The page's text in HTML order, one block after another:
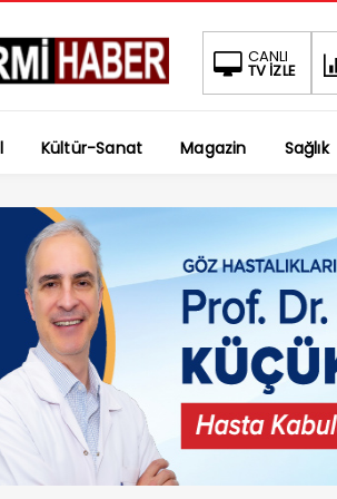
CANLI
TV İZLE
Kültür-Sanat Magazin Sağlık